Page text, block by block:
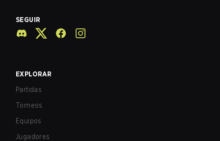
SEGUIR
EXPLORAR
Partidas
Torneos
Equipos
Jugadores